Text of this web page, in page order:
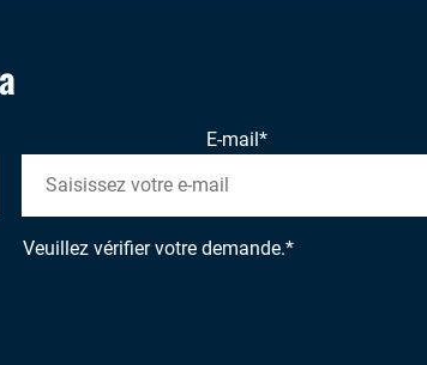
E-mail*
Veuillez vérifier votre demande.*